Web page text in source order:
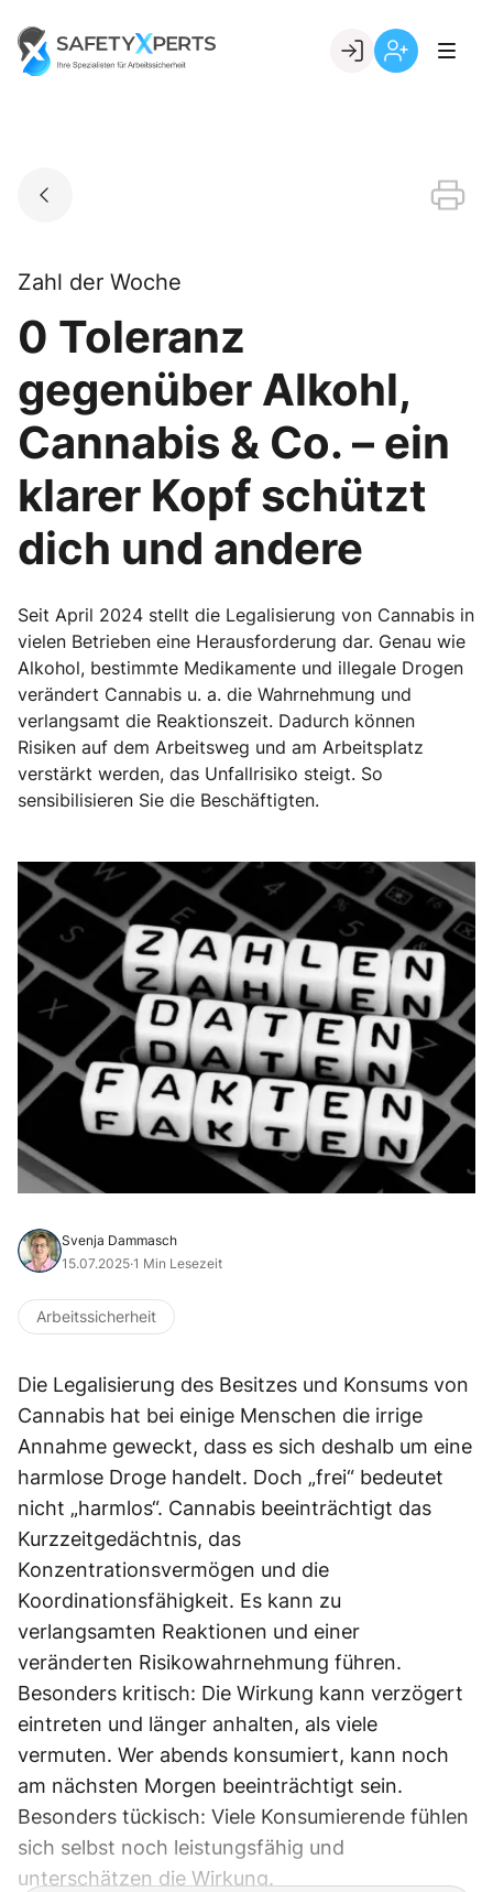
content
Go to landing page.
Zahl der Woche
0 Toleranz
gegenüber Alkohl,
Cannabis & Co. – ein
klarer Kopf schützt
dich und andere
Seit April 2024 stellt die Legalisierung von Cannabis in
vielen Betrieben eine Herausforderung dar. Genau wie
Alkohol, bestimmte Medikamente und illegale Drogen
verändert Cannabis u. a. die Wahrnehmung und
verlangsamt die Reaktionszeit. Dadurch können
Risiken auf dem Arbeitsweg und am Arbeitsplatz
verstärkt werden, das Unfallrisiko steigt. So
sensibilisieren Sie die Beschäftigten.
Svenja Dammasch
15.07.2025·1 Min Lesezeit
Arbeitssicherheit
Die Legalisierung des Besitzes und Konsums von
Cannabis hat bei einige Menschen die irrige
Annahme geweckt, dass es sich deshalb um eine
harmlose Droge handelt. Doch „frei“ bedeutet
nicht „harmlos“. Cannabis beeinträchtigt das
Kurzzeitgedächtnis, das
Konzentrationsvermögen und die
Koordinationsfähigkeit. Es kann zu
verlangsamten Reaktionen und einer
veränderten Risikowahrnehmung führen.
Besonders kritisch: Die Wirkung kann verzögert
eintreten und länger anhalten, als viele
vermuten. Wer abends konsumiert, kann noch
am nächsten Morgen beeinträchtigt sein.
Besonders tückisch: Viele Konsumierende fühlen
sich selbst noch leistungsfähig und
unterschätzen die Wirkung.